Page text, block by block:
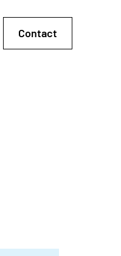
Contact